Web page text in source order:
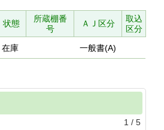
状態
所蔵棚番
号
ＡＪ区分
取込
区分
在庫 一般書(A)
1 / 5